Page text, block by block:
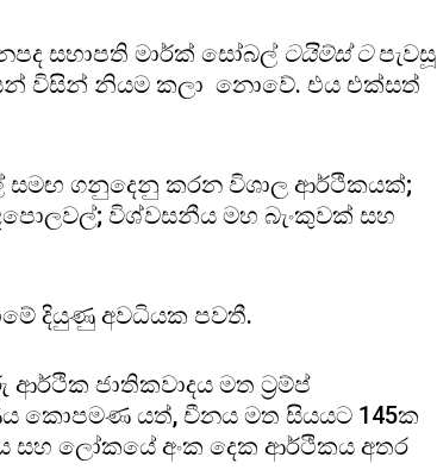
සභාපති මාර්ක් සෝබල් ටයිම්ස් ටපැවසූ
විසින් නියම කලා නොවේ. එය එක්සත්
ගනුදෙනු කරන විශාල ආර්ථිකයක්;
විශ්වසනීය මහ බැංකුවක් සහ
දියුණු අවධියක පවතී.
ජාතිකවාදය මත ට්‍රම්ප්
කොපමණ යත්, චීනය මත සියයට 145ක
සහ ලෝකයේ අංක දෙක ආර්ථිකය අතර